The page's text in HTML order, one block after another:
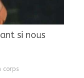
si nous
corps